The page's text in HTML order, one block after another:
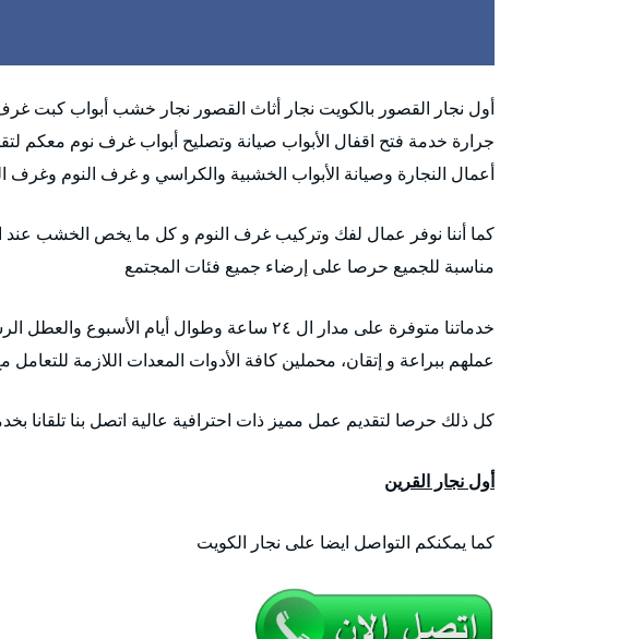
أول نجار القصور بالكويت نجار أثاث القصور نجار خشب أبواب كبت
جرارة خدمة فتح اقفال الأبواب صيانة وتصليح أبواب غرف نوم معكم
أعمال النجارة وصيانة الأبواب الخشبية والكراسي و غرف النوم وغرف
كما أننا نوفر عمال لفك وتركيب غرف النوم و كل ما يخص الخشب عند
مناسبة للجميع حرصا على إرضاء جميع فئات المجتمع
خدماتنا متوفرة على مدار ال ٢٤ ساعة وطوال أيام
عملهم ببراعة و إتقان، محملين كافة الأدوات المعدات اللازمة للتعامل
كل ذلك حرصا لتقديم عمل مميز ذات احترافية عالية اتصل بنا تلقانا
أول نجار القرين
كما يمكنكم التواصل ايضا على نجار الكويت